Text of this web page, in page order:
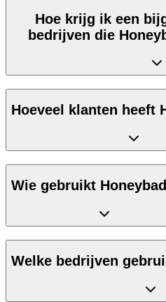
Hoe krijg ik een
bedrijven die
Hoeveel klanten heeft
Wie gebruikt
Welke bedrijven